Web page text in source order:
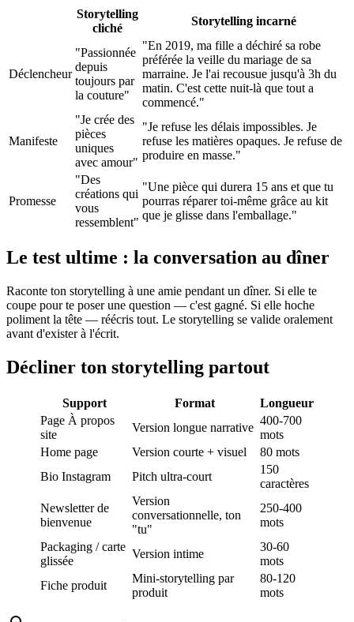
Storytelling
cliché
Storytelling incarné
Déclencheur
"Passionnée
depuis
toujours par
la couture"
"En 2019, ma fille a déchiré sa robe
préférée la veille du mariage de sa
marraine. Je l'ai recousue jusqu'à 3h du
matin. C'est cette nuit-là que tout a
commencé."
Manifeste
"Je crée des
pièces
uniques
avec amour"
"Je refuse les délais impossibles. Je
refuse les matières opaques. Je refuse de
produire en masse."
Promesse
"Des
créations qui
vous
ressemblent"
"Une pièce qui durera 15 ans et que tu
pourras réparer toi-même grâce au kit
que je glisse dans l'emballage."
Le test ultime : la conversation au dîner
Raconte ton storytelling à une amie pendant un dîner. Si elle te
coupe pour te poser une question — c'est gagné. Si elle hoche
poliment la tête — réécris tout. Le storytelling se valide oralement
avant d'exister à l'écrit.
Décliner ton storytelling partout
Support Format
Longueur
Page À propos
site
Version longue narrative
400-700
mots
Home page
Version courte + visuel
80 mots
Bio Instagram
Pitch ultra-court
150
caractères
Newsletter de
bienvenue
Version
conversationnelle, ton
"tu"
250-400
mots
Packaging / carte
glissée
Version intime
30-60
mots
Fiche produit
Mini-storytelling par
produit
80-120
mots